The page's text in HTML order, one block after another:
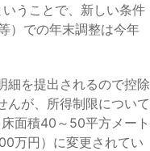
うことで、新しい条件
）での年末調整は今年
細を提出されるので控除
んが、所得制限について
面積40～50平方メート
万円）に変更されてい